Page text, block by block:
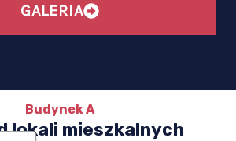
GALERIA
Budynek A
lokali mieszkalnych